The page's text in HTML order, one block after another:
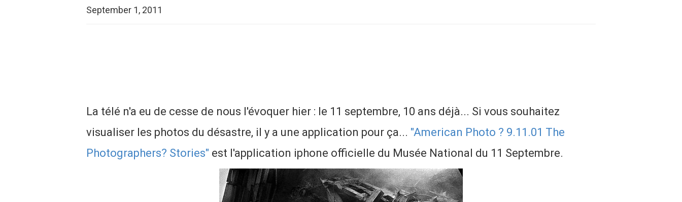
September 1, 2011
La télé n'a eu de cesse de nous l'évoquer hier : le 11 septembre, 10 ans déjà... Si vous souhaitez
visualiser les photos du désastre, il y a une application pour ça... "American Photo ? 9.11.01 The
Photographers? Stories" est l'application iphone officielle du Musée National du 11 Septembre.